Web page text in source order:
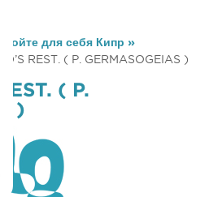
для себя Кипр »
REST. ( P. GERMASOGEIAS )
( P.
)